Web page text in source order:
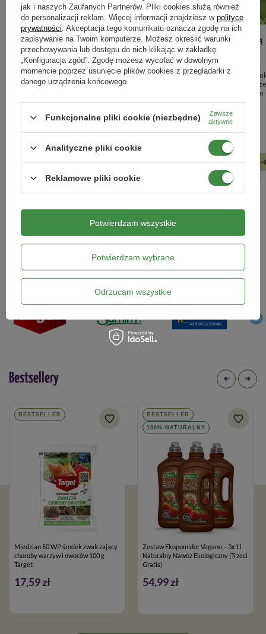
Prace w ogrodzie w listopadzie -
kompletny poradnik, jak
przygotować ogród do zimy
przygotować ogród do zimy krok po
CZYTAJ WIĘCEJ
Jesienne nawożenie roślin – jak
przygotować ogród na zimę?
Jesienne nawożenie to kluczowy
który pomoże wzmocnić rośliny
nadejściem zimy i przygotować je do
bujnego wzrostu wiosną.
CZYTAJ WIĘCEJ
ZOBACZ WSZYSTKIE
Bestsellery
BESTSELLER
Miedzian 50 WP środek zwalczający
choroby warzyw i owoców 100 g
Target
17,59 zł
BESTSELLER
100% NATURALNY
Zestaw Ekopomidor Vegano – 3x1 l
Naturalny Nawóz Ekologiczny (Trzeci
Gratis)
54,99 zł
jak i naszych Zaufanych Partnerów. Pliki cookies służą również
do personalizacji reklam. Więcej informacji znajdziesz w polityce
prywatności . Akceptacja tego komunikatu oznacza zgodę na ich
zapisywanie na Twoim komputerze. Możesz określić warunki
przechowywania lub dostępu do nich klikając w zakładkę
„Konfiguracja zgód”. Zgodę możesz wycofać w dowolnym
momencie poprzez usunięcie plików cookies z przeglądarki z
danego urządzenia końcowego.
Funkcjonalne pliki cookie (niezbędne)
Zawsze
aktywne
Analityczne pliki cookie
Reklamowe pliki cookie
Potwierdzam wybrane
Odrzucam wszystkie
Potwierdzam wszystkie